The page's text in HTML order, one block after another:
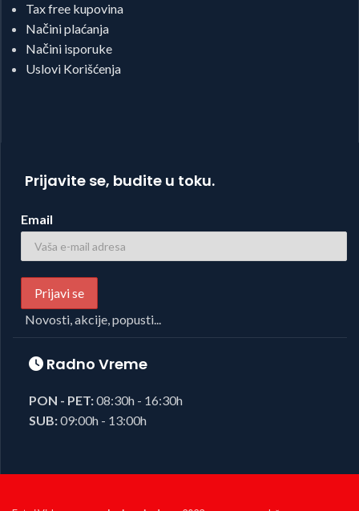
Tax free kupovina
Načini plaćanja
Načini isporuke
Uslovi Korišćenja
Prijavite se, budite u toku.
Email
Novosti, akcije, popusti...
Radno Vreme
PON - PET:08:30h - 16:30h
SUB:09:00h - 13:00h